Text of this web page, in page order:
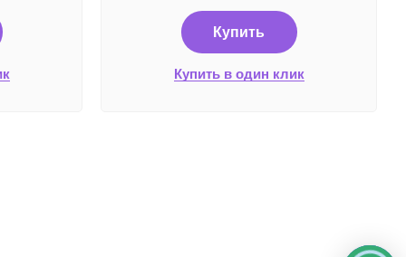
Купить
Купить в один клик